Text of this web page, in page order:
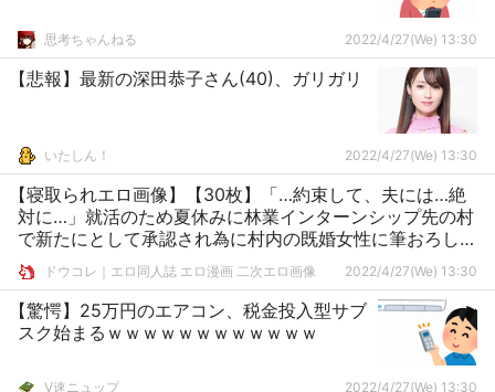
思考ちゃんねる 2022/4/27(We) 13:30
【悲報】最新の深田恭子さん(40)、ガリガリ
いたしん！ 2022/4/27(We) 13:30
【寝取られエロ画像】【30枚】「…約束して、夫には…絶
対に…」就活のため夏休みに林業インターンシップ先の村
で新たにとして承認され為に村内の既婚女性に筆おろしさ
れるドウコレ｜エロ同人誌 エロ漫画 二次エロ画像 2022/4/27(We) 13:30
【驚愕】25万円のエアコン、税金投入型サブ
スク始まるｗｗｗｗｗｗｗｗｗｗｗｗ
V速ニュップ 2022/4/27(We) 13:30